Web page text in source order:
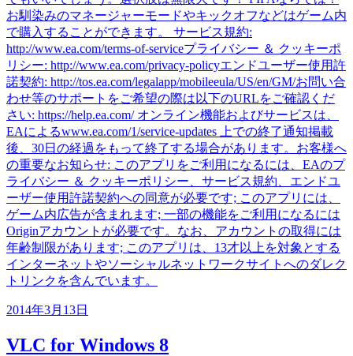
お馴染みのマネージャーモードやキックオフなどはゲーム内
で購入することができます。 サービス規約:
http://www.ea.com/terms-of-serviceプライバシー ＆ クッキーポ
リシー: http://www.ea.com/privacy-policyエンドユーザー使用許
諾契約: http://tos.ea.com/legalapp/mobileeula/US/en/GM/お問い合
わせ等のサポートをご希望の際は以下のURLをご確認くだ
さい: https://help.ea.com/ オンライン機能およびサービスは、
EAによるwww.ea.com/1/service-updates 上での終了通知掲載
後、30日の経過をもって終了する場合があります。お客様へ
の重要なお知らせ: このアプリをご利用になるには、EAのプ
ライバシー ＆ クッキーポリシー、サービス規約、エンドユ
ーザー使用許諾契約への同意が必要です; このアプリには、
ゲーム内広告が含まれます; 一部の機能をご利用になるには
Originアカウントが必要です。なお、アカウントの取得には
年齢制限があります; このアプリは、13才以上を対象とする
インターネットやソーシャルネットワークサイトへのダレク
トリンクを含んでいます。
2014年3月13日
VLC for Windows 8